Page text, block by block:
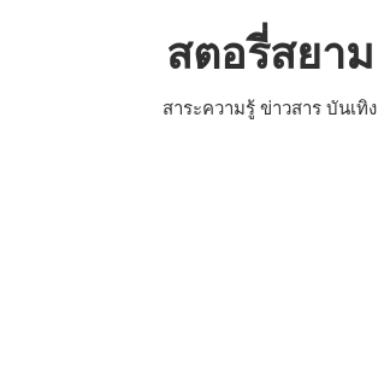
สตอรี่สยาม
สาระความรู้ ข่าวสาร บันเทิง